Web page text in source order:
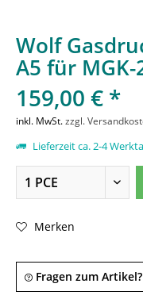
Wolf
A5 für MGK-
159,00 € *
inkl. MwSt.zzgl.
Lieferzeit ca. 2-4
Merken
Fragen zum Artikel?